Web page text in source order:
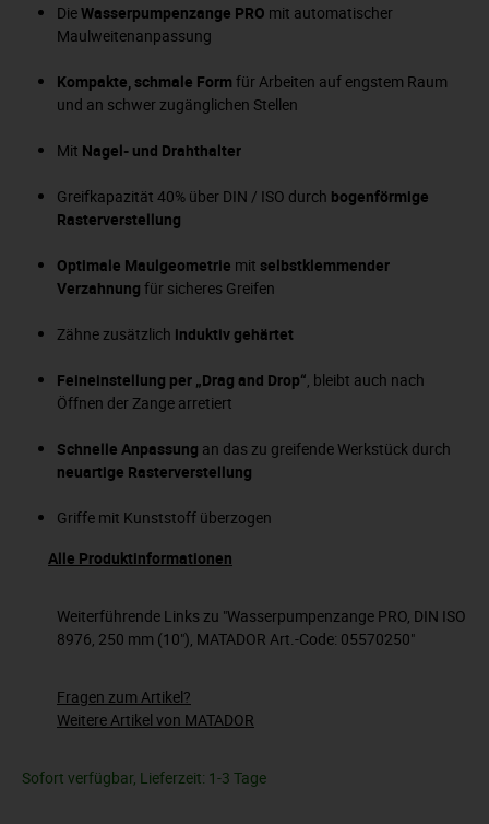
DieWasserpumpenzange PRO mit automatischer
Maulweitenanpassung
Kompakte, schmale Form für Arbeiten auf engstem Raum
und an schwer zugänglichen Stellen
Mit Nagel- und Drahthalter
Greifkapazität 40% über DIN / ISO durch bogenförmige
Rasterverstellung
Optimale Maulgeometrie mit selbstklemmender
Verzahnung für sicheres Greifen
Zähne zusätzlich induktiv gehärtet
Feineinstellung per „Drag and Drop“, bleibt auch nach
Öffnen der Zange arretiert
Schnelle Anpassung an das zu greifende Werkstück durch
neuartige Rasterverstellung
Griffe mit Kunststoff überzogen
Alle Produktinformationen
Weiterführende Links zu "Wasserpumpenzange PRO, DIN ISO
8976, 250 mm (10"), MATADOR Art.-Code: 05570250"
Fragen zum Artikel?
Weitere Artikel von MATADOR
Sofort verfügbar, Lieferzeit: 1-3 Tage